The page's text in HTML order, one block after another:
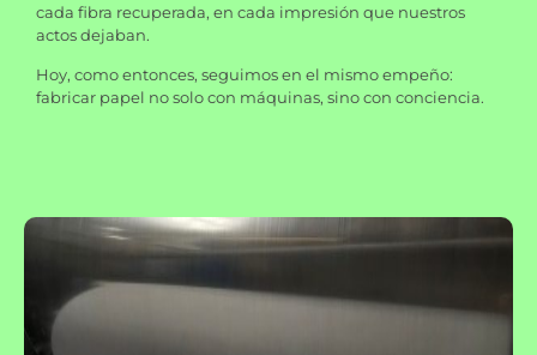
cada fibra recuperada, en cada impresión que nuestros
actos dejaban.
Hoy, como entonces, seguimos en el mismo empeño:
fabricar papel no solo con máquinas, sino con conciencia.